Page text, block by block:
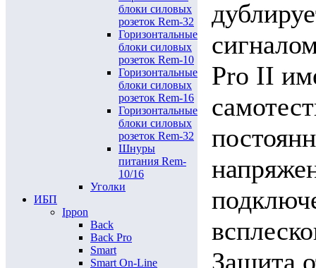
блоки силовых
розеток Rem-32
Горизонтальные
блоки силовых
розеток Rem-10
Горизонтальные
блоки силовых
розеток Rem-16
Горизонтальные
блоки силовых
розеток Rem-32
Шнуры
питания Rem-
10/16
Уголки
ИБП
Ippon
Back
Back Pro
Smart
Smart On-Line
Pro II
Защита